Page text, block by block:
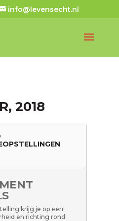
info@levensecht.nl
2018
krijg je op een
en richting rond